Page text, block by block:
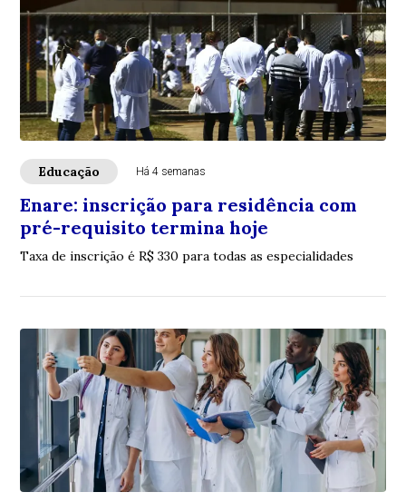
Educação Há 4 semanas
Enare: inscrição para residência com
pré-requisito termina hoje
Taxa de inscrição é R$ 330 para todas as especialidades